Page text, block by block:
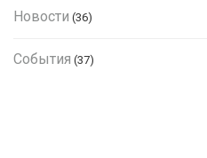
Новости (36)
События (37)